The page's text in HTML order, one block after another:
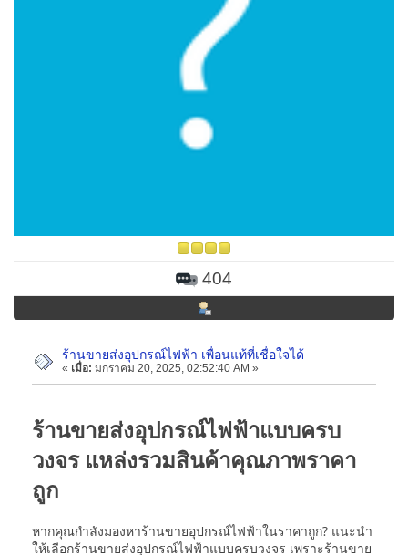
404
ร้านขายส่งอุปกรณ์ไฟฟ้า เพื่อนแท้ที่เชื่อใจได้
« เมื่อ: มกราคม 20, 2025, 02:52:40 AM »
ร้านขายส่งอุปกรณ์ไฟฟ้าแบบครบ
วงจร แหล่งรวมสินค้าคุณภาพราคา
ถูก
หากคุณกำลังมองหาร้านขายอุปกรณ์ไฟฟ้าในราคาถูก? แนะนำ
ให้เลือกร้านขายส่งอุปกรณ์ไฟฟ้าแบบครบวงจร เพราะร้านขาย